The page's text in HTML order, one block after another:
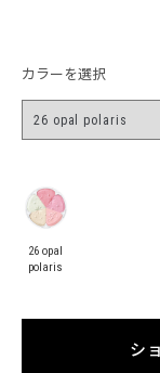
カラーを選択
26 opal
polaris
シ